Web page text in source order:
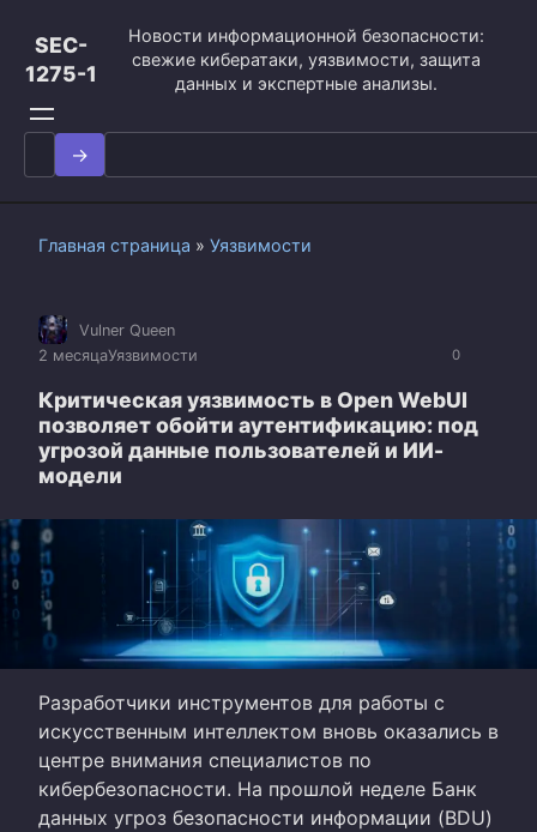
контенту
SEC-
1275-1
Новости информационной безопасности:
свежие кибератаки, уязвимости, защита
данных и экспертные анализы.
Search
for:
Главная страница » Уязвимости
0
Vulner Queen
2 месяцаУязвимости
Критическая уязвимость в Open WebUI
позволяет обойти аутентификацию: под
угрозой данные пользователей и ИИ-
модели
Разработчики инструментов для работы с
искусственным интеллектом вновь оказались в
центре внимания специалистов по
кибербезопасности. На прошлой неделе Банк
данных угроз безопасности информации (BDU)